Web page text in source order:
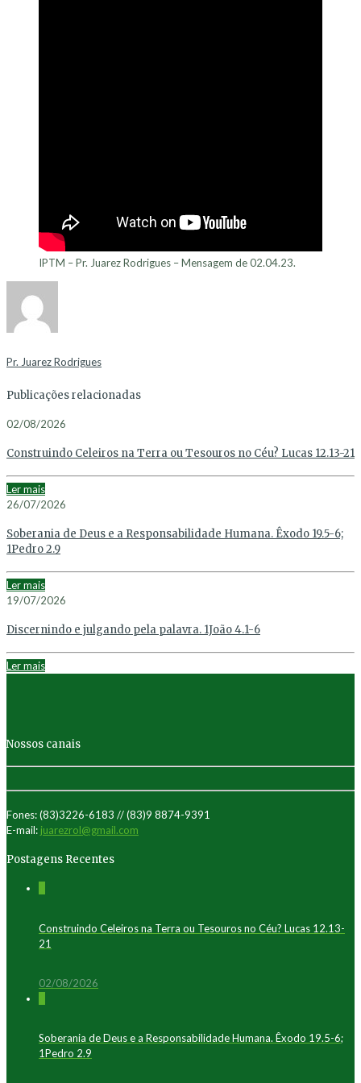
IPTM – Pr. Juarez Rodrigues – Mensagem de 02.04.23.
Pr. Juarez Rodrigues
Publicações relacionadas
02/08/2026
Construindo Celeiros na Terra ou Tesouros no Céu? Lucas 12.13-21
Ler mais
26/07/2026
Soberania de Deus e a Responsabilidade Humana. Êxodo 19.5-6;
1Pedro 2.9
Ler mais
19/07/2026
Discernindo e julgando pela palavra. 1João 4.1-6
Ler mais
Nossos canais
Fones: (83)3226-6183 // (83)9 8874-9391
E-mail: juarezrol@gmail.com
Postagens Recentes
Construindo Celeiros na Terra ou Tesouros no Céu? Lucas 12.13-
21
02/08/2026
Soberania de Deus e a Responsabilidade Humana. Êxodo 19.5-6;
1Pedro 2.9